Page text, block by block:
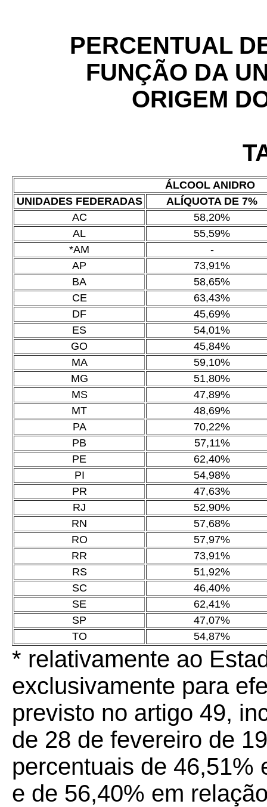
PERCENTUAL
FUNÇÃO DA
ORIGEM
ÁLCOOL ANIDRO
UNIDADES FEDERADAS
ALÍQUOTA DE 7%
AC
58,20%
AL
55,59%
*AM
-
AP
73,91%
BA
58,65%
CE
63,43%
DF
45,69%
ES
54,01%
GO
45,84%
MA
59,10%
MG
51,80%
MS
47,89%
MT
48,69%
PA
70,22%
PB
57,11%
PE
62,40%
PI
54,98%
PR
47,63%
RJ
52,90%
RN
57,68%
RO
57,97%
RR
73,91%
RS
51,92%
SC
46,40%
SE
62,41%
SP
47,07%
TO
54,87%
* relativamente ao
exclusivamente para
previsto no artigo 49,
de 28 de fevereiro de
percentuais de 46,51%
e de 56,40% em